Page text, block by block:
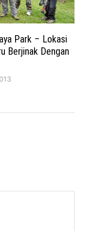
Park – Lokasi
Berjinak Dengan